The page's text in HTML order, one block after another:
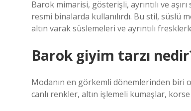
Barok mimarisi, gösterişli, ayrıntılı ve
resmi binalarda kullanılırdı. Bu stil,
altın varak süslemeleri ve ayrıntılı
Barok giyim tarzı
Modanın en görkemli dönemlerinden biri
canlı renkler, altın işlemeli kumaşlar,